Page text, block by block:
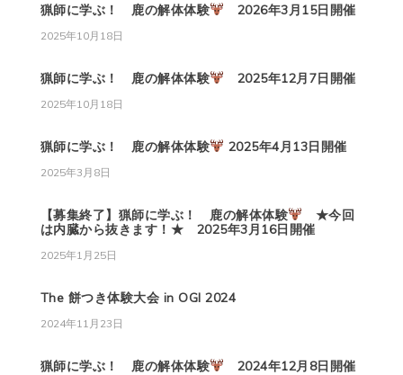
猟師に学ぶ！ 鹿の解体体験 2026年3月15日開催
2025年10月18日
猟師に学ぶ！ 鹿の解体体験 2025年12月7日開催
2025年10月18日
猟師に学ぶ！ 鹿の解体体験 2025年4月13日開催
2025年3月8日
【募集終了】猟師に学ぶ！ 鹿の解体体験
★今回
は内臓から抜きます！★ 2025年3月16日開催
2025年1月25日
The 餅つき体験大会 in OGI 2024
2024年11月23日
猟師に学ぶ！ 鹿の解体体験 2024年12月8日開催